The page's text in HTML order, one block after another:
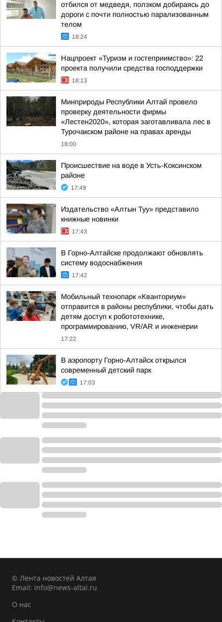
отбился от медведя, ползком добираясь до
дороги с почти полностью парализованным
телом
18:24
Нацпроект «Туризм и гостеприимство»: 22
проекта получили средства господдержки
18:13
Минприроды Республики Алтай провело
проверку деятельности фирмы
«Лестен2020», которая заготавливала лес в
Турочакском районе на правах аренды
18:00
Происшествие на воде в Усть-Коксинском
районе
17:49
Издательство «Алтын Туу» представило
книжные новинки
17:43
В Горно-Алтайске продолжают обновлять
систему водоснабжения
17:42
Мобильный технопарк «Кванториум»
отправится в районы республики, чтобы дать
детям доступ к робототехнике,
программированию, VR/AR и инженерии
17:22
В аэропорту Горно-Алтайск открылся
современный детский парк
17:03
© Лента новостей Алтая
Email: info@news-altai.ru
О нас